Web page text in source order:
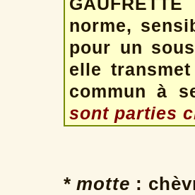
norme,
pour un
elle
commun à
sont parties
* motte :